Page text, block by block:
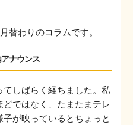
替わりのコラムです。
ナウンス
しばらく経ちました。私
ではなく、たまたまテレ
が映っているとちょっと